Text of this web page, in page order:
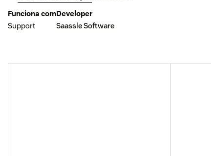
Funciona com
Support
Developer
Saassle Software